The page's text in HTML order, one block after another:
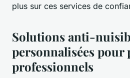
plus sur ces services de
Solutions anti-
personnalisées
professionnels